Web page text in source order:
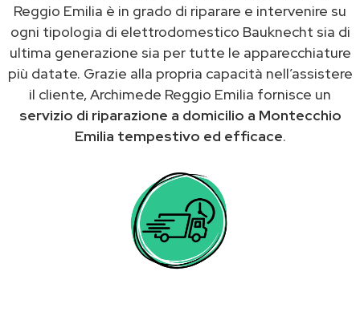
Reggio Emilia è in grado di riparare e intervenire su
ogni tipologia di elettrodomestico Bauknecht sia di
ultima generazione sia per tutte le apparecchiature
più datate. Grazie alla propria capacità nell’assistere
il cliente, Archimede Reggio Emilia fornisce un
servizio di riparazione a domicilio a Montecchio
Emilia tempestivo ed efficace.